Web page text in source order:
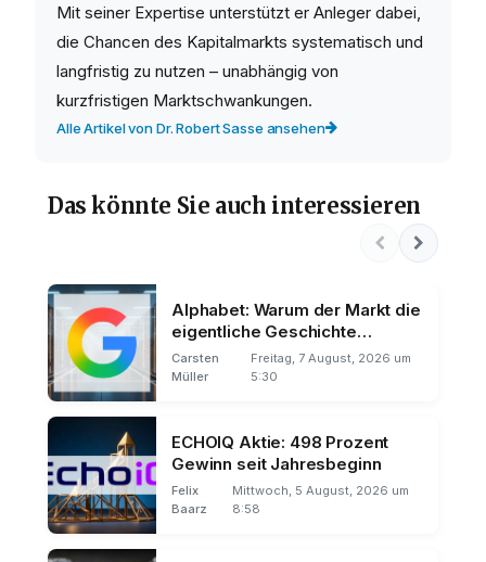
Mit seiner Expertise unterstützt er Anleger dabei,
die Chancen des Kapitalmarkts systematisch und
langfristig zu nutzen – unabhängig von
kurzfristigen Marktschwankungen.
Alle Artikel von Dr. Robert Sasse ansehen
Das könnte Sie auch interessieren
Alphabet: Warum der Markt die
eigentliche Geschichte
übersieht
Carsten
Müller
Freitag, 7 August, 2026 um
5:30
ECHOIQ Aktie: 498 Prozent
Gewinn seit Jahresbeginn
Felix
Baarz
Mittwoch, 5 August, 2026 um
8:58